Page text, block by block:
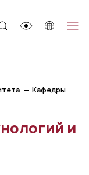
Кафедры
и